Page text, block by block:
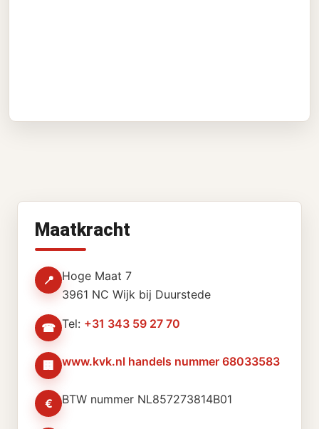
Maatkracht
📍
Hoge Maat 7
3961 NC Wijk bij Duurstede
☎ Tel: +31 343 59 27 70
🏢 www.kvk.nl handels nummer 68033583
€ BTW nummer NL857273814B01